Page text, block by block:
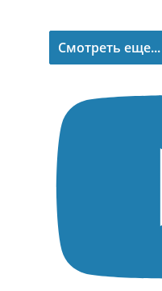
Смотреть еще...